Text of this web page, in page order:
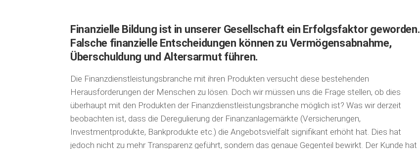
Finanzielle Bildung ist in unserer Gesellschaft ein Erfolgsfaktor geworden.
Falsche finanzielle Entscheidungen können zu Vermögensabnahme,
Überschuldung und Altersarmut führen.
Die Finanzdienstleistungsbranche mit ihren Produkten versucht diese bestehenden
Herausforderungen der Menschen zu lösen. Doch wir müssen uns die Frage stellen, ob dies
überhaupt mit den Produkten der Finanzdienstleistungsbranche möglich ist? Was wir derzeit
beobachten ist, dass die Deregulierung der Finanzanlagemärkte (Versicherungen,
Investmentprodukte, Bankprodukte etc.) die Angebotsvielfalt signifikant erhöht hat. Dies hat
jedoch nicht zu mehr Transparenz geführt, sondern das genaue Gegenteil bewirkt. Der Kunde hat